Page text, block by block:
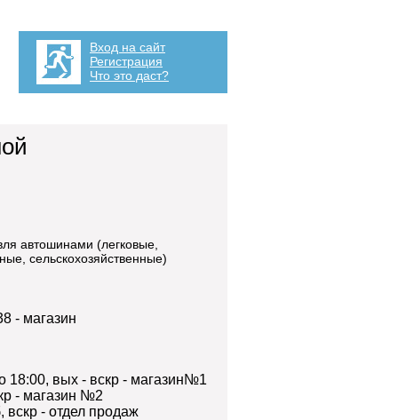
Вход на сайт
Регистрация
Что это даст?
автошинами (легковые,
сельскохозяйственные)
- магазин
18:00, вых - вскр - магазин№1
- магазин №2
вскр - отдел продаж